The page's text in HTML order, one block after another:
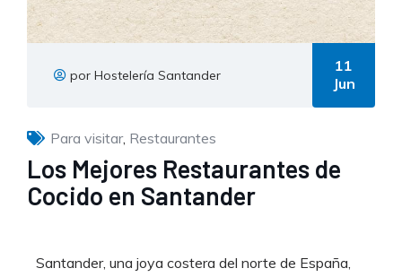
por Hostelería Santander
11
Jun
Para visitar, Restaurantes
Los Mejores Restaurantes de
Cocido en Santander
Santander, una joya costera del norte de España,